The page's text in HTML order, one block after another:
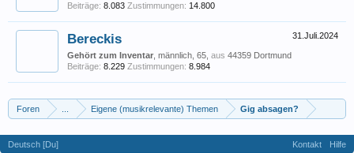
Beiträge: 8.083 Zustimmungen: 14.800
31.Juli.2024
Bereckis
Gehört zum Inventar , männlich, 65, aus 44359 Dortmund
Beiträge: 8.229 Zustimmungen: 8.984
Foren Eigene (musikrelevante) Themen Gig absagen?
Deutsch [Du] Kontakt
Hilfe